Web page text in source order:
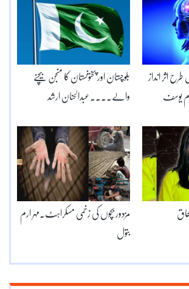
بلوچستان اور پختونستان کا منجن بیچنے
والے۔۔۔۔عبدالحنان ارشد
اثر انداز
یوسف
مزدور بچوں کی زخمی مسکراہٹ۔مہر ارم
بتول